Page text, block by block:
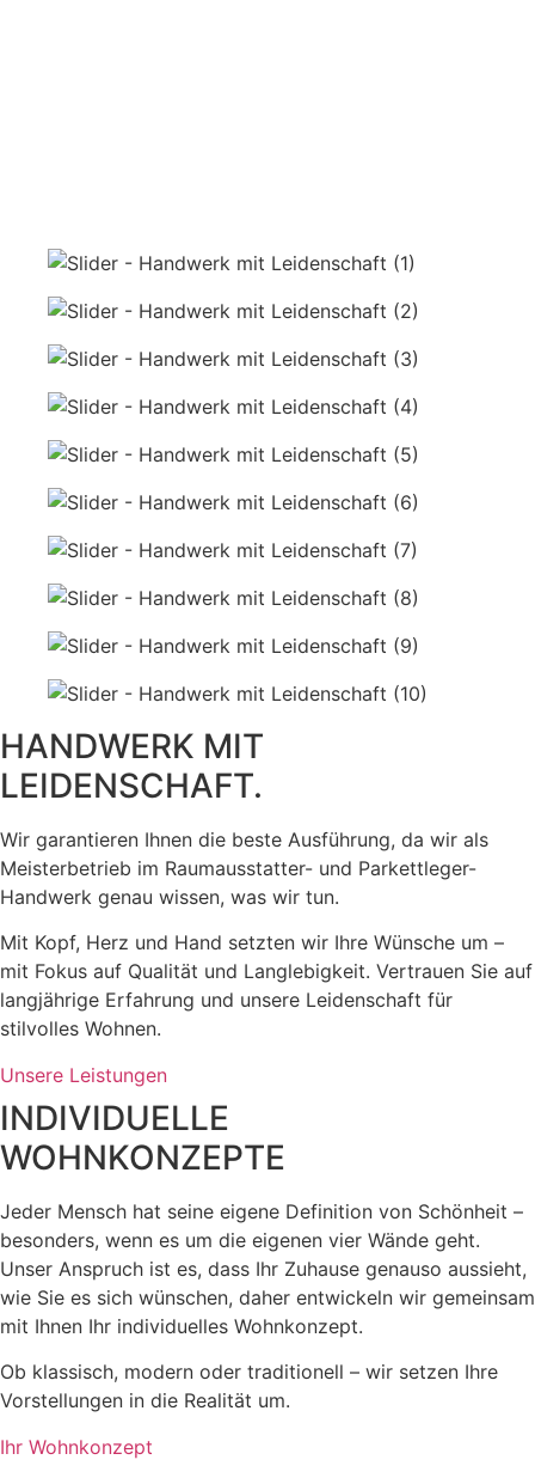
HANDWERK MIT
LEIDENSCHAFT.
Wir garantieren Ihnen die beste Ausführung, da wir als
Meisterbetrieb im Raumausstatter- und Parkettleger-
Handwerk genau wissen, was wir tun.
Mit Kopf, Herz und Hand setzten wir Ihre Wünsche um –
mit Fokus auf Qualität und Langlebigkeit. Vertrauen Sie auf
langjährige Erfahrung und unsere Leidenschaft für
stilvolles Wohnen.
Unsere Leistungen
INDIVIDUELLE
WOHNKONZEPTE
Jeder Mensch hat seine eigene Definition von Schönheit –
besonders, wenn es um die eigenen vier Wände geht.
Unser Anspruch ist es, dass Ihr Zuhause genauso aussieht,
wie Sie es sich wünschen, daher entwickeln wir gemeinsam
mit Ihnen Ihr individuelles Wohnkonzept.
Ob klassisch, modern oder traditionell – wir setzen Ihre
Vorstellungen in die Realität um.
Ihr Wohnkonzept